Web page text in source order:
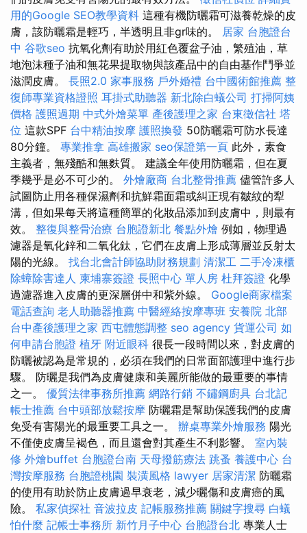
用的Google SEO教學資料 這種有機防曬霜可滋養乾燥的皮
膚，該防曬霜是輕巧，半透明且非gr味的。 居家 台胞證台
中 谷歌seo 抗氧化劑有助於用紅色覆盆子油，繁殖油，草
地泡沫種子油和無花果提取物與該產品中的自由基作鬥爭並
滋潤皮膚。 長照2.0 家事服務 戶外婚禮 台中國術館推薦 整
復師專業資格證照 耳掛式助聽器 新北除白蟻公司 打掃阿姨
價格 護照過期 中式外燴菜單 產後護理之家 台東徵信社 塔
位 這款SPF 台中精油按摩 護照換發 50防曬霜可防水長達
80分鐘。 專業推拿 高雄搬家 seo保證第一頁 此外，素食
主義者，無殘酷和無麩質。 建議全年使用防曬霜，但在夏
季幾乎是必不可少的。 外燴廠商 台北整骨推薦 儘管許多人
試圖防止用各種保濕劑和抗鮮霜面霜或糾正現有皺紋的犁
溝，但如果每天將這種簡單的化妝品添加到皮膚中，則最有
效。 整復與整骨治療 台胞證新北 餐點外燴 例如，物理過
濾器是氧化鋅和二氧化鈦，它們在皮膚上形成薄層並反射太
陽的光線。 找台北會計師協助財務規劃 清潔工 二手冷凍櫃
除蟑除害達人 柬埔寨簽證 長照中心 單人房 杜拜簽證 化學
過濾器進入皮膚的更深層併中和紫外線。 Google商家檔案
電話查詢 老人助聽器推薦 中醫經絡按摩專班 安養院 北部
台中產後護理之家 西屯體態調整 seo agency 貨運公司 如
何申請台胞證 植牙 附近眼科 很長一段時間以來，對皮膚的
防曬被認為是常規的，必須在我們的日常面部護理中進行步
驟。 防曬是我們為皮膚健康和美麗所能做的最重要的事情
之一。 優質法律事務所推薦 網路行銷 不鏽鋼廚具 台北記
帳士推薦 台中頭部放鬆按摩 防曬霜是幫助保護我們的皮膚
免受有害陽光的最重要工具之一。 辦桌專業外燴服務 陽光
不僅使皮膚呈褐色，而且還會對其產生不利影響。 室內裝
修 外燴buffet 台胞證台南 天母撥筋療法 跳蚤 養護中心 台
灣按摩服務 台胞證桃園 裝潢風格 lawyer 居家清潔 防曬霜
的使用有助於防止皮膚過早衰老，減少曬傷和皮膚癌的風
險。 私家偵探社 音波拉皮 記帳服務推薦 關鍵字搜尋 白蟻
怕什麼 記帳士事務所 新竹月子中心 台胞證台北 專業人士